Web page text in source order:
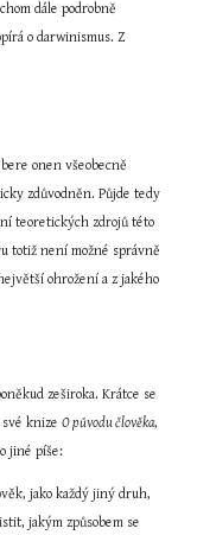
dále podrobně
o darwinismus. Z
onen všeobecně
zdůvodněn. Půjde tedy
teoretických zdrojů této
totiž není možné správně
ohrožení a z jakého
zeširoka. Krátce se
své knize O původu člověka,
jiné píše:
jako každý jiný druh,
jakým způsobem se